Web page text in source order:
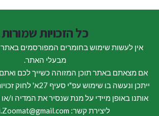
כל הזכויות שמורות
אין לעשות שימוש בחומרים המפורסמים
מבעלי האתר.
אם מצאתם באתר תוכן המזוהה כשייך לכם ואתם
ייתכן ונעשה בו שימוש
אותנו באופן מיידי על מנת שנסיר את המדיה ו/או
ליצירת קשר: Avihai.Zoomat@gmail.com